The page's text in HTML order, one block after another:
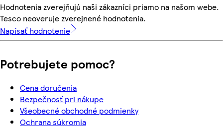
Hodnotenia zverejňujú naši zákazníci priamo na našom webe.
Tesco neoveruje zverejnené hodnotenia.
Napísať hodnotenie
Potrebujete pomoc?
Cena doručenia
Bezpečnosť pri nákupe
Všeobecné obchodné podmienky
Ochrana súkromia